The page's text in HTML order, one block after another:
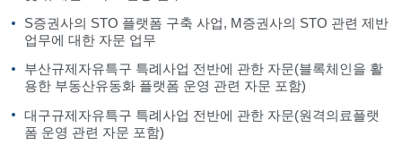
S증권사의 STO 플랫폼 구축 사업, M증권사의 STO 관련 제반
업무에 대한 자문 업무
부산규제자유특구 특례사업 전반에 관한 자문(블록체인을 활
용한 부동산유동화 플랫폼 운영 관련 자문 포함)
대구규제자유특구 특례사업 전반에 관한 자문(원격의료플랫
폼 운영 관련 자문 포함)